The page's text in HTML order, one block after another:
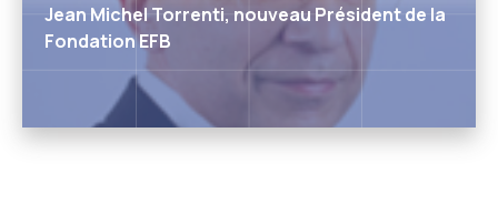
Jean Michel Torrenti, nouveau Président de la
Fondation EFB